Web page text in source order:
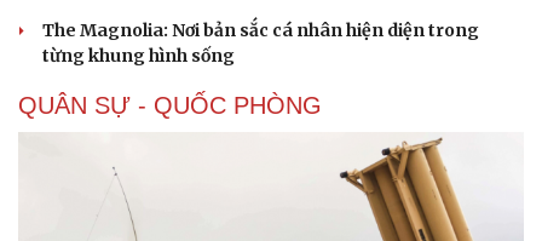
Dinh dưỡng - món ngon
Cây thuốc
Sản phụ khoa
Nhi khoa
Nam khoa
Phòng mạch online
Ăn sạch sống khỏe
Nhà đẹp
The Magnolia: Nơi bản sắc cá nhân hiện diện trong
từng khung hình sống
QUÂN SỰ - QUỐC PHÒNG